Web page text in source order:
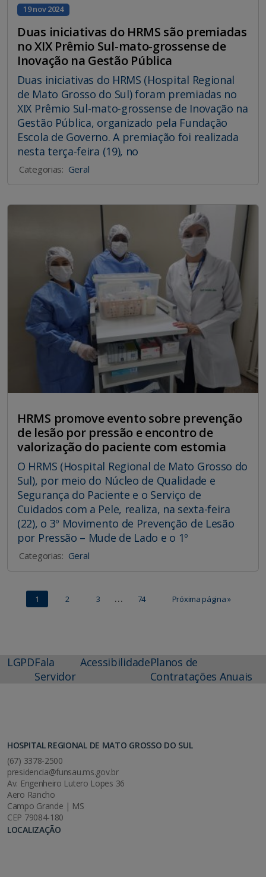
19 nov 2024
Duas iniciativas do HRMS são premiadas
no XIX Prêmio Sul-mato-grossense de
Inovação na Gestão Pública
Duas iniciativas do HRMS (Hospital Regional
de Mato Grosso do Sul) foram premiadas no
XIX Prêmio Sul-mato-grossense de Inovação na
Gestão Pública, organizado pela Fundação
Escola de Governo. A premiação foi realizada
nesta terça-feira (19), no
Categorias: Geral
HRMS promove evento sobre prevenção
de lesão por pressão e encontro de
valorização do paciente com estomia
O HRMS (Hospital Regional de Mato Grosso do
Sul), por meio do Núcleo de Qualidade e
Segurança do Paciente e o Serviço de
Cuidados com a Pele, realiza, na sexta-feira
(22), o 3º Movimento de Prevenção de Lesão
por Pressão – Mude de Lado e o 1º
Categorias: Geral
1 2 3 … 74 Próxima página »
LGPDFala
Servidor
AcessibilidadePlanos de
Contratações Anuais
HOSPITAL REGIONAL DE MATO GROSSO DO SUL
(67) 3378-2500
presidencia@funsau.ms.gov.br
Av. Engenheiro Lutero Lopes 36
Aero Rancho
Campo Grande | MS
CEP 79084-180
LOCALIZAÇÃO